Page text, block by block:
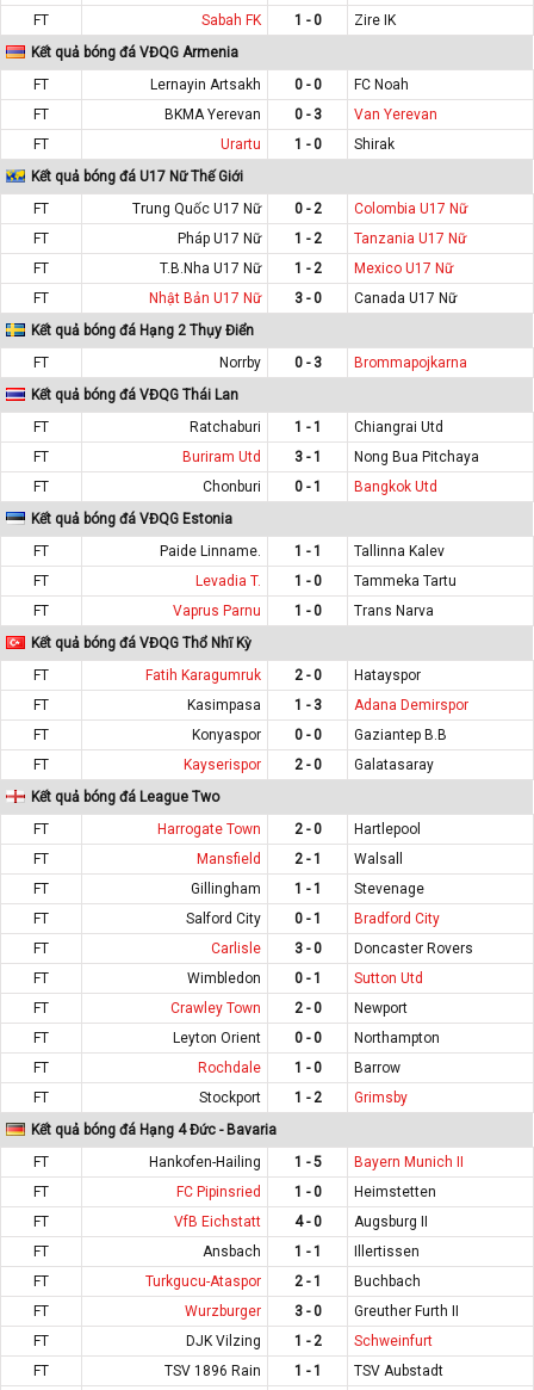
FT
Sabah FK 1 - 0
Zire IK
Kết quả bóng đá VĐQG Armenia
FT
Lernayin Artsakh 0 - 0
FC Noah
FT
BKMA Yerevan 0 - 3
Van Yerevan
FT
Urartu 1 - 0
Shirak
Kết quả bóng đá U17 Nữ Thế Giới
FT
Trung Quốc U17 Nữ 0 - 2
Colombia U17 Nữ
FT
Pháp U17 Nữ 1 - 2
Tanzania U17 Nữ
FT
T.B.Nha U17 Nữ 1 - 2
Mexico U17 Nữ
FT
Nhật Bản U17 Nữ 3 - 0
Canada U17 Nữ
Kết quả bóng đá Hạng 2 Thụy Điển
FT
Norrby 0 - 3
Brommapojkarna
Kết quả bóng đá VĐQG Thái Lan
FT
Ratchaburi 1 - 1
Chiangrai Utd
FT
Buriram Utd 3 - 1
Nong Bua Pitchaya
FT
Chonburi 0 - 1
Bangkok Utd
Kết quả bóng đá VĐQG Estonia
FT
Paide Linname. 1 - 1
Tallinna Kalev
FT
Levadia T. 1 - 0
Tammeka Tartu
FT
Vaprus Parnu 1 - 0
Trans Narva
Kết quả bóng đá VĐQG Thổ Nhĩ Kỳ
FT
Fatih Karagumruk 2 - 0
Hatayspor
FT
Kasimpasa 1 - 3
Adana Demirspor
FT
Konyaspor 0 - 0
Gaziantep B.B
FT
Kayserispor 2 - 0
Galatasaray
Kết quả bóng đá League Two
FT
Harrogate Town 2 - 0
Hartlepool
FT
Mansfield 2 - 1
Walsall
FT
Gillingham 1 - 1
Stevenage
FT
Salford City 0 - 1
Bradford City
FT
Carlisle 3 - 0
Doncaster Rovers
FT
Wimbledon 0 - 1
Sutton Utd
FT
Crawley Town 2 - 0
Newport
FT
Leyton Orient 0 - 0
Northampton
FT
Rochdale 1 - 0
Barrow
FT
Stockport 1 - 2
Grimsby
Kết quả bóng đá Hạng 4 Đức - Bavaria
FT
Hankofen-Hailing 1 - 5
Bayern Munich II
FT
FC Pipinsried 1 - 0
Heimstetten
FT
VfB Eichstatt 4 - 0
Augsburg II
FT
Ansbach 1 - 1
Illertissen
FT
Turkgucu-Ataspor 2 - 1
Buchbach
FT
Wurzburger 3 - 0
Greuther Furth II
FT
DJK Vilzing 1 - 2
Schweinfurt
FT
TSV 1896 Rain 1 - 1
TSV Aubstadt